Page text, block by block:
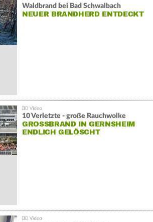
Waldbrand bei Bad Schwalbach
NEUER BRANDHERD ENTDECKT
10 Verletzte - große Rauchwolke
GROSSBRAND IN GERNSHEIM E
NDLICH GELÖSCHT